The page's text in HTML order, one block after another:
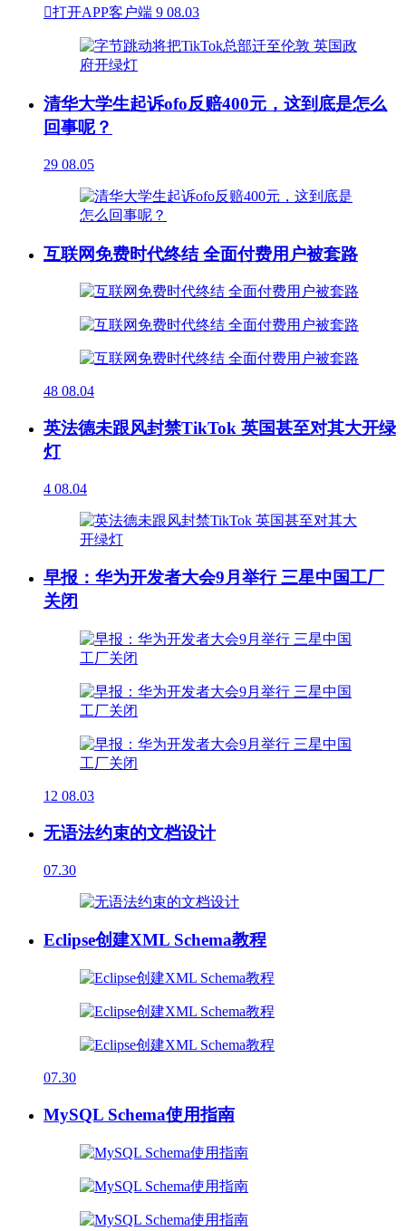
打开APP客户端 9 08.03
清华大学生起诉ofo反赔400元，这到底是怎么
回事呢？
29 08.05
互联网免费时代终结 全面付费用户被套路
48 08.04
英法德未跟风封禁TikTok 英国甚至对其大开绿
灯
4 08.04
早报：华为开发者大会9月举行 三星中国工厂
关闭
12 08.03
无语法约束的文档设计
07.30
Eclipse创建XML Schema教程
07.30
MySQL Schema使用指南